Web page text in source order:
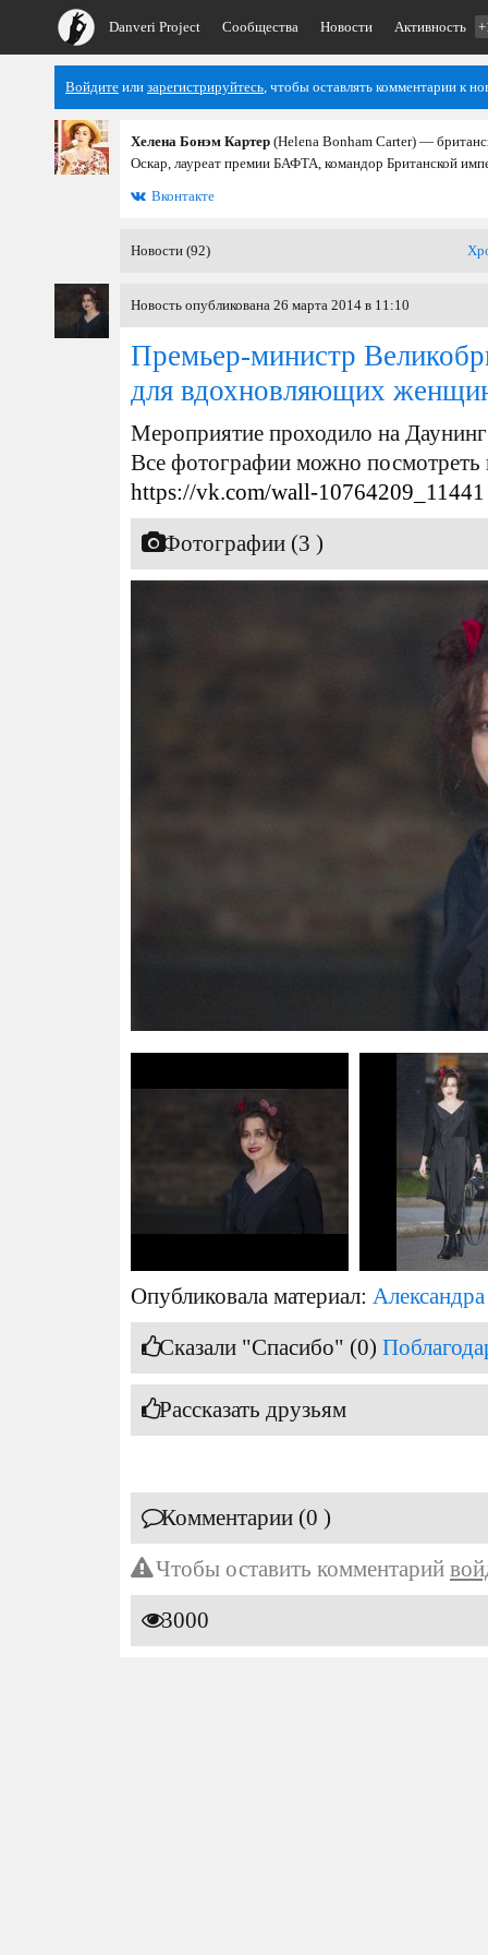
Danveri Project Сообщества Новости Активность
Войдите или зарегистрируйтесь, чтобы оставлять комментарии к
Хелена Бонэм Картер (Helena Bonham Carter) —
Оскар, лауреат премии БАФТА, командор Британской
Вконтакте
Новости (92)
Новость опубликована 26 марта 2014 в 11:10
Премьер-министр
для вдохновляющих
Мероприятие проходило на
Все фотографии можно посмотреть
https://vk.com/wall-10764209_11441
Фотографии (3 )
Опубликовала материал:
Сказали "Спасибо" (0)
Рассказать друзьям
Комментарии (0 )
Чтобы оставить комментарий
3000